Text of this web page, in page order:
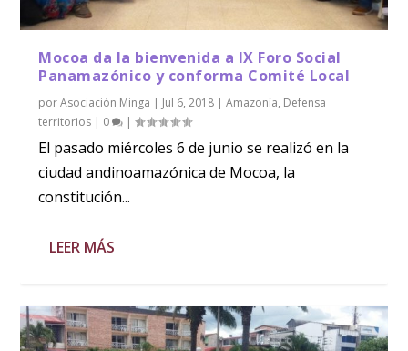
Mocoa da la bienvenida a IX Foro Social
Panamazónico y conforma Comité Local
porAsociación Minga Jul 6, 2018 |Amazonía, Defensa
territorios
0 |
El pasado miércoles 6 de junio se realizó en la
ciudad andinoamazónica de Mocoa, la
constitución...
LEER MÁS